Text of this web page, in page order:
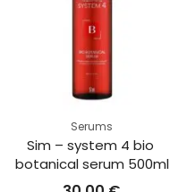
Serums
Sim – system 4 bio
botanical serum 500ml